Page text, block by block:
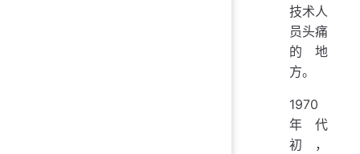
技术人
员头痛
的地
方。
1970
年代
初，